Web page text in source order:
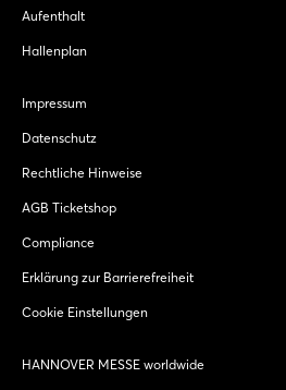
Aufenthalt
Hallenplan
Impressum
Datenschutz
Rechtliche Hinweise
AGB Ticketshop
Compliance
Erklärung zur Barrierefreiheit
Cookie Einstellungen
HANNOVER MESSE worldwide